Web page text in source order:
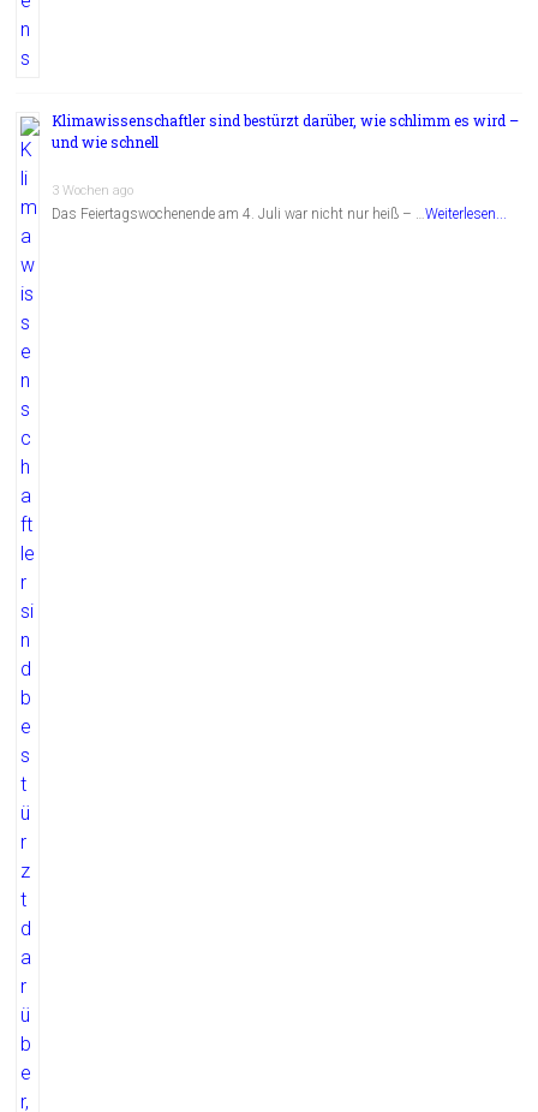
Klimawissenschaftler sind bestürzt darüber, wie schlimm es wird –
und wie schnell
3 Wochen ago
Das Feiertagswochenende am 4. Juli war nicht nur heiß – …Weiterlesen...